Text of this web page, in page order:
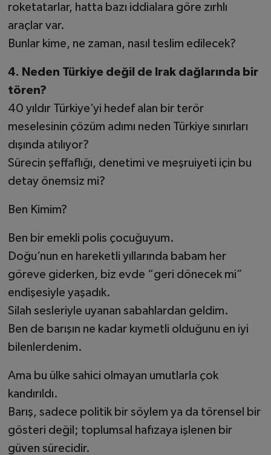
roketatarlar, hatta bazı iddialara göre zırhlı
araçlar var.
Bunlar kime, ne zaman, nasıl teslim edilecek?
4. Neden Türkiye değil de Irak dağlarında bir
tören?
40 yıldır Türkiye’yi hedef alan bir terör
meselesinin çözüm adımı neden Türkiye sınırları
dışında atılıyor?
Sürecin şeffaflığı, denetimi ve meşruiyeti için bu
detay önemsiz mi?
Ben Kimim?
Ben bir emekli polis çocuğuyum.
Doğu’nun en hareketli yıllarında babam her
göreve giderken, biz evde “geri dönecek mi”
endişesiyle yaşadık.
Silah sesleriyle uyanan sabahlardan geldim.
Ben de barışın ne kadar kıymetli olduğunu en iyi
bilenlerdenim.
Ama bu ülke sahici olmayan umutlarla çok
kandırıldı.
Barış, sadece politik bir söylem ya da törensel bir
gösteri değil; toplumsal hafızaya işlenen bir
güven sürecidir.